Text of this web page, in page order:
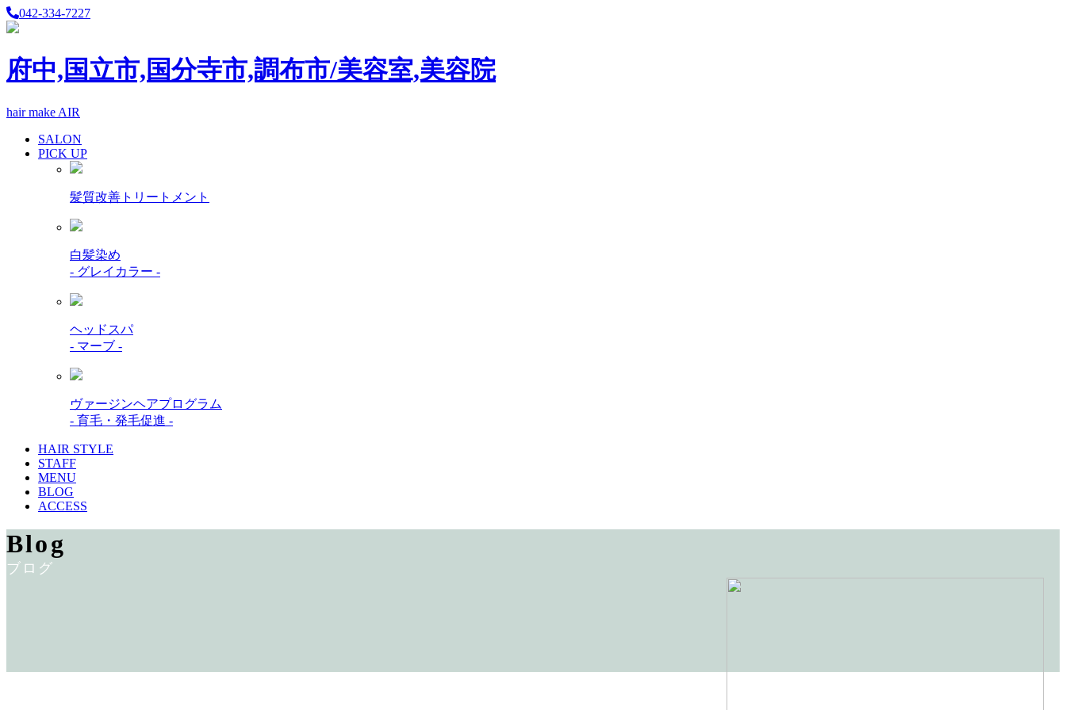
042-334-7227
府中,国立市,国分寺市,調布市/美容室,美容院
hair make AIR
SALON
PICK UP
髪質改善トリートメント
白髪染め
- グレイカラー -
ヘッドスパ
- マーブ -
ヴァージンヘアプログラム
- 育毛・発毛促進 -
HAIR STYLE
STAFF
MENU
BLOG
ACCESS
Blog
ブログ